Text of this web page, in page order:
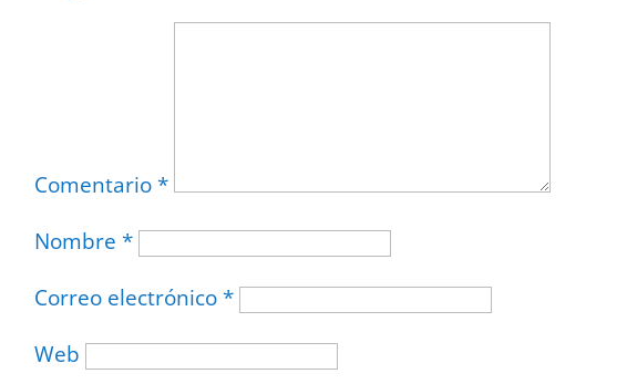
Comentario *
Nombre *
Correo electrónico *
Web